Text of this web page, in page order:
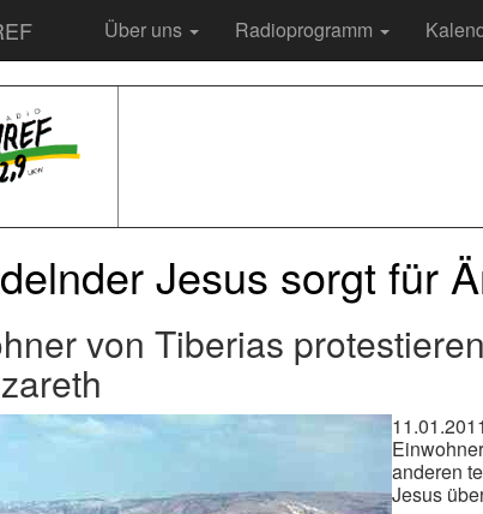
Über uns Radioprogramm
Jesus sorgt für
von Tiberias
anderen
Jesus